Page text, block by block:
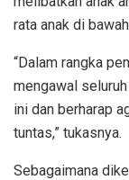
rata anak di
“Dalam rangka
mengawal
ini dan berharap
tuntas,” tukasnya.
Sebagaimana